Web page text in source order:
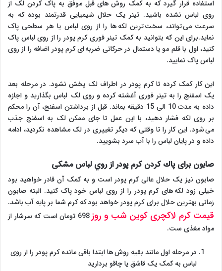
استفاده قرار گیرد که به کمک روش های قبل موفق به پاک کردن لک از
روی لباس نشده باشید. تینر یک حلال شیمیایی قدرتمند بوده که به
سرعت می تواند، سخت ترین لکه ها را از روی لباس یا هر سطحی پاک
نماید.برای این که بتوانید به کمک تینر فوری کرم پودر را از روی لباس پاک
کنید، اول با قلم مو یا دستمال در حرکاتی ضربه ای کرم پودر اضافه را از روی
لباس پاک نمایید.
این کار کمک کرده تا کرم پودر در اطراف لک پخش نشود. در مرحله بعد
یک اسفنج را به تینر فوری آغشته کرده و روی لک لباس بگذارید و اجازه
داده به مدت 10 الی 15 دقیقه بماند. قبل از برداشتن اسفنج، آن را محکم
بر روی لکه فشار دهید، با این عمل تا جای ممکن لک به اسفنج جذب
می شود. این کار را تا وقتی که دیگر تغییری در لک مشاهده نکردید، ادامه
داده و در پایان لباس را با آب سرد بشویید.
صابون برای پاك كردن كرم پودر از روي لباس مشکی
صابون نیز یک حلال عالی کرم پودر است و به کمک آن قادر خواهید بود
خیلی زود لکه های کرم پودر را از روی لباس خود پاک کنید. البته صابون
زمانی بهترین حلال برای کرم پودر خواهد بود که کرم شما بر پایه آب باشد.
قیمت کرم لاکچری کوین شب و روز
698 تومان است که سرشار از
مواد مغذی ست.
در مرحله اول مانند بقیه روش ها ابتدا باقی مانده کرم پودر را از روی
لباس به کمک یک قاشق یا چاقو بردارید